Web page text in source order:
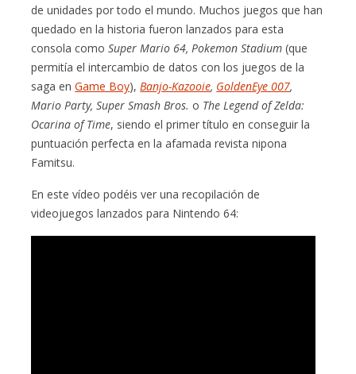
de unidades por todo el mundo. Muchos juegos que han
quedado en la historia fueron lanzados para esta
consola comoSuper Mario 64, Pokemon Stadium (que
permitía el intercambio de datos con los juegos de la
saga enGame Boy),Banjo-Kazooie, GoldenEye 007,
Mario Party, Super Smash Bros. o The Legend of Zelda:
Ocarina of Time, siendo el primer título en conseguir la
puntuación perfecta en la afamada revista nipona
Famitsu.
En este vídeo podéis ver una recopilación de
videojuegos lanzados para Nintendo 64: